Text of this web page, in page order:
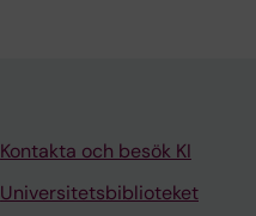
Kontakta och besök KI
Universitetsbiblioteket